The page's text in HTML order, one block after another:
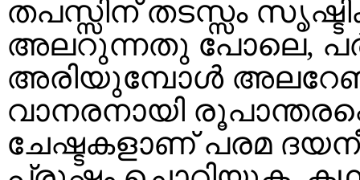
തപസ്സിന് തടസ്സം
അലറുന്നതു പോലെ,
അരിയുമ്പോൾ
വാനരനായി
ചേഷ്ടകളാണ് പരമ